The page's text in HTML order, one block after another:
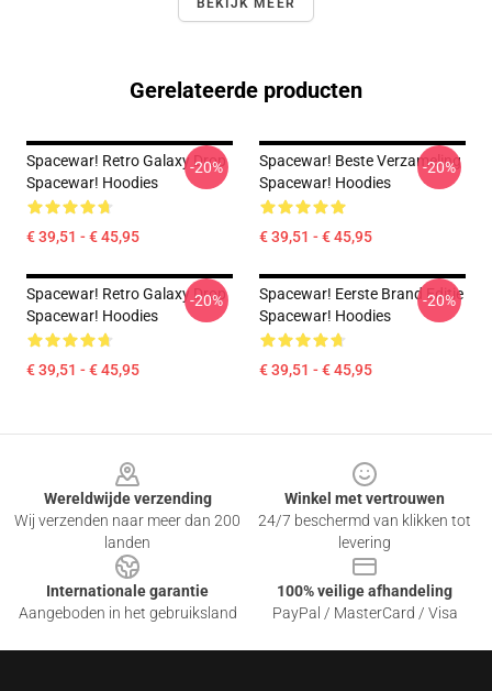
BEKIJK MEER
Gerelateerde producten
Spacewar! Retro Galaxy Drop
Spacewar! Hoodies
€ 39,51 - € 45,95
-20%
Spacewar! Beste Verzameling
Spacewar! Hoodies
€ 39,51 - € 45,95
-20%
Spacewar! Retro Galaxy Drop
Spacewar! Hoodies
€ 39,51 - € 45,95
-20%
Spacewar! Eerste Brand Editie
Spacewar! Hoodies
€ 39,51 - € 45,95
-20%
Wereldwijde verzending
Wij verzenden naar meer dan 200
landen
Winkel met vertrouwen
24/7 beschermd van klikken tot
levering
Internationale garantie
Aangeboden in het gebruiksland
100% veilige afhandeling
PayPal / MasterCard / Visa